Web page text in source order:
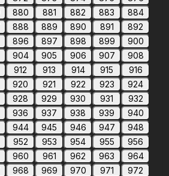
880 881 882 883
884
888 889 890 891
892
896 897 898 899
900
904 905 906 907
908
912 913 914 915
916
920 921 922 923
924
928 929 930 931
932
936 937 938 939
940
944 945 946 947
948
952 953 954 955
956
960 961 962 963
964
968 969 970 971
972